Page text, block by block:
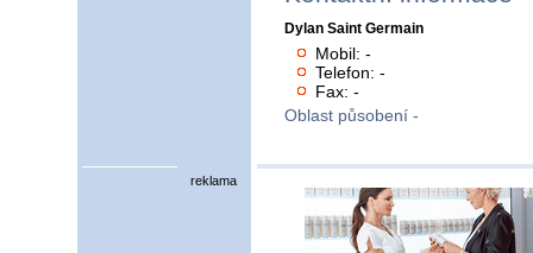
Dylan Saint Germain
Mobil: -
Telefon: -
Fax: -
Oblast působení -
reklama